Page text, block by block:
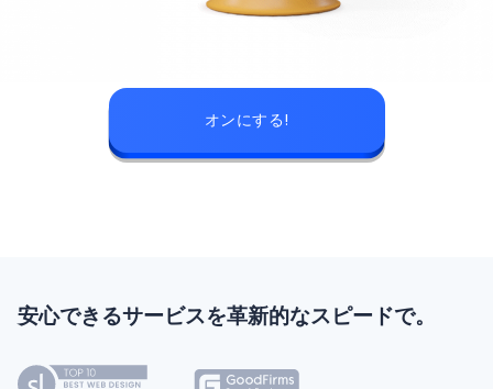
オンにする!
安心できるサービスを革新的なスピードで。